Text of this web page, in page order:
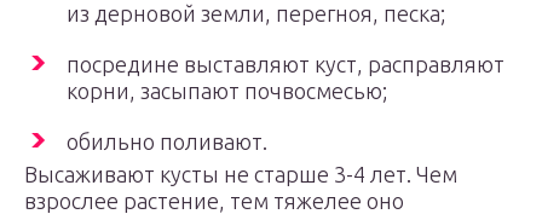
из дерновой земли, перегноя, песка;
посредине выставляют куст, расправляют
корни, засыпают почвосмесью;
обильно поливают.
Высаживают кусты не старше 3-4 лет. Чем
взрослее растение, тем тяжелее оно